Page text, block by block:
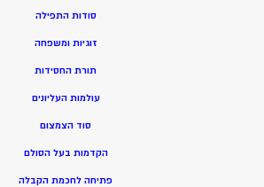
סודות התפילה
זוגיות ומשפחה
תורת החסידות
עולמות העליונים
סוד הצמצום
הקדמות בעל הסולם
פתיחה לחכמת הקבלה